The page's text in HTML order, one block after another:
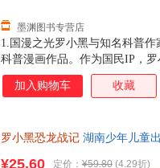
1.国漫之光罗小黑与知名科普
科普漫画作品。作为国民IP，
动画于2011年开始播放，B站
3.15亿票房，同名漫画书2015
得主，中国古生物学会科普工
墨渊图书专营店
加入购物车 收藏
罗小黑恐龙战记 湖南少年儿童
¥25.60 定价： ¥59.80 (4.29折)